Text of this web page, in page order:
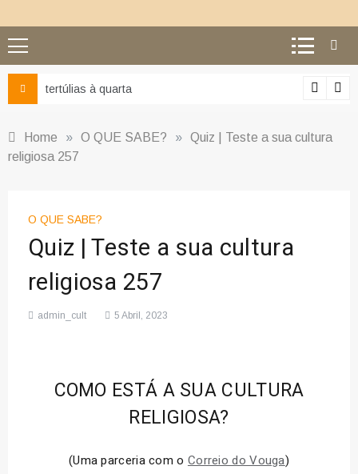
tertúlias à quarta
Home » O QUE SABE? » Quiz | Teste a sua cultura
religiosa 257
O QUE SABE?
Quiz | Teste a sua cultura
religiosa 257
admin_cult 5 Abril, 2023
COMO ESTÁ A SUA CULTURA
RELIGIOSA?
(Uma parceria com o Correio do Vouga)